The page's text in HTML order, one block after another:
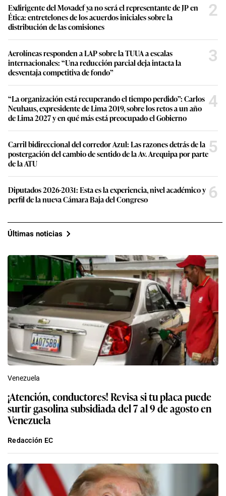
Exdirigente del Movadef ya no será el representante de JP en
Ética: entretelones de los acuerdos iniciales sobre la
distribución de las comisiones
2
Aerolíneas responden a LAP sobre la TUUA a escalas
internacionales: “Una reducción parcial deja intacta la
desventaja competitiva de fondo”
3
“La organización está recuperando el tiempo perdido”: Carlos
Neuhaus, expresidente de Lima 2019, sobre los retos a un año
de Lima 2027 y en qué más está preocupado el Gobierno
4
Carril bidireccional del corredor Azul: Las razones detrás de la
postergación del cambio de sentido de la Av. Arequipa por parte
de la ATU
5
Diputados 2026-2031: Esta es la experiencia, nivel académico y
perfil de la nueva Cámara Baja del Congreso
6
Últimas noticias
Venezuela
¡Atención, conductores! Revisa si tu placa puede
surtir gasolina subsidiada del 7 al 9 de agosto en
Venezuela
Redacción EC